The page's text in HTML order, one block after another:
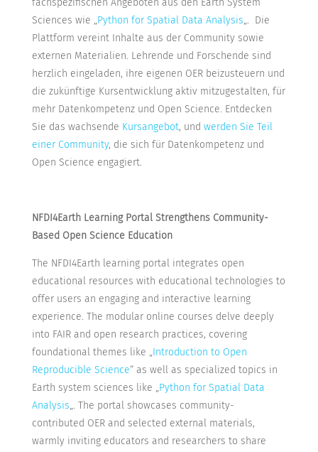
fachspezifischen Angeboten aus den Earth System
Sciences wie „Python for Spatial Data Analysis„. Die
Plattform vereint Inhalte aus der Community sowie
externen Materialien. Lehrende und Forschende sind
herzlich eingeladen, ihre eigenen OER beizusteuern und
die zukünftige Kursentwicklung aktiv mitzugestalten, für
mehr Datenkompetenz und Open Science. Entdecken
Sie das wachsende Kursangebot, und werden Sie Teil
einer Community, die sich für Datenkompetenz und
Open Science engagiert.
NFDI4Earth Learning Portal Strengthens Community-
Based Open Science Education
The NFDI4Earth learning portal integrates open
educational resources with educational technologies to
offer users an engaging and interactive learning
experience. The modular online courses delve deeply
into FAIR and open research practices, covering
foundational themes like „Introduction to Open
Reproducible Science“ as well as specialized topics in
Earth system sciences like „Python for Spatial Data
Analysis„. The portal showcases community-
contributed OER and selected external materials,
warmly inviting educators and researchers to share